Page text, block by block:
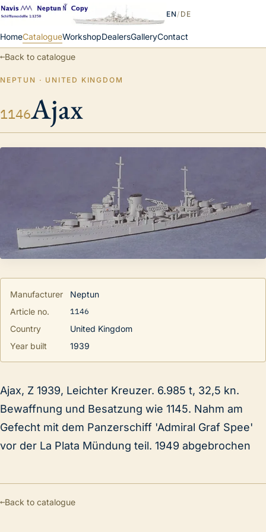
HomeCatalogueWorkshopDealersGalleryContact
EN/ DE
←Back to catalogue
NEPTUN · UNITED KINGDOM
1146Ajax
Manufacturer
Neptun
Article no.
1146
Country
United Kingdom
Year built
1939
Ajax, Z 1939, Leichter Kreuzer. 6.985 t, 32,5 kn.
Bewaffnung und Besatzung wie 1145. Nahm am
Gefecht mit dem Panzerschiff 'Admiral Graf Spee'
vor der La Plata Mündung teil. 1949 abgebrochen
←Back to catalogue